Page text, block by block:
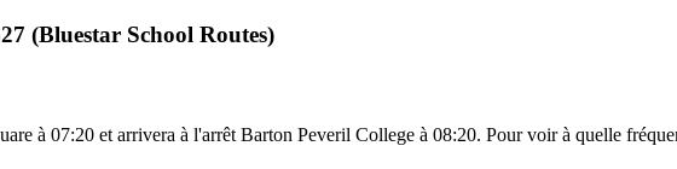
(Bluestar School Routes)
à 07:20 et arrivera à l'arrêt Barton Peveril College à 08:20. Pour voir à quelle